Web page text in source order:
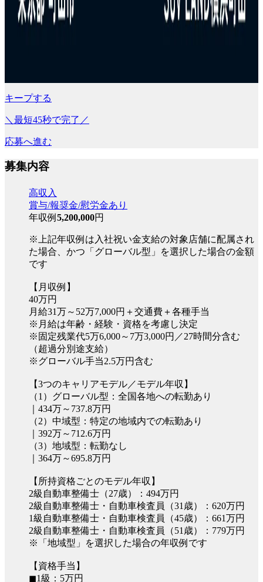
キープする
＼最短45秒で完了／
応募へ進む
募集内容
高収入
賞与/報奨金/慰労金あり
年収例 5,200,000円
※上記年収例は入社祝い金支給の対象店舗に配属され
た場合、かつ「グローバル型」を選択した場合の金額
です
【月収例】
40万円
月給31万～52万7,000円＋交通費＋各種手当
※月給は年齢・経験・資格を考慮し決定
※固定残業代5万6,000～7万3,000円／27時間分含む
（超過分別途支給）
※グローバル手当2.5万円含む
【3つのキャリアモデル／モデル年収】
（1）グローバル型：全国各地への転勤あり
｜434万～737.8万円
（2）中域型：特定の地域内での転勤あり
｜392万～712.6万円
（3）地域型：転勤なし
｜364万～695.8万円
【所持資格ごとのモデル年収】
2級自動車整備士（27歳）：494万円
2級自動車整備士・自動車検査員（31歳）：620万円
1級自動車整備士・自動車検査員（45歳）：661万円
2級自動車整備士・自動車検査員（51歳）：779万円
※「地域型」を選択した場合の年収例です
【資格手当】
◼︎1級：5万円